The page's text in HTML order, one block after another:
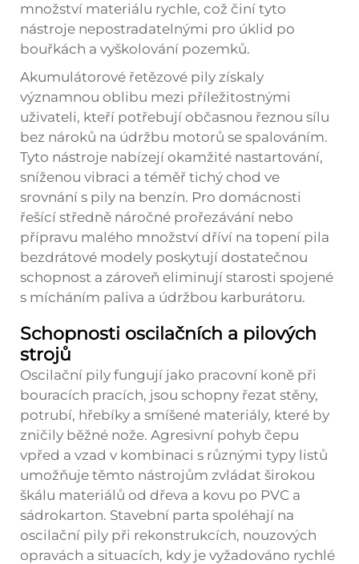
množství materiálu rychle, což činí tyto
nástroje nepostradatelnými pro úklid po
bouřkách a vyškolování pozemků.
Akumulátorové řetězové pily získaly
významnou oblibu mezi příležitostnými
uživateli, kteří potřebují občasnou řeznou sílu
bez nároků na údržbu motorů se spalováním.
Tyto nástroje nabízejí okamžité nastartování,
sníženou vibraci a téměř tichý chod ve
srovnání s pily na benzín. Pro domácnosti
řešící středně náročné prořezávání nebo
přípravu malého množství dříví na topení pila
bezdrátové modely poskytují dostatečnou
schopnost a zároveň eliminují starosti spojené
s mícháním paliva a údržbou karburátoru.
Schopnosti oscilačních a pilových
strojů
Oscilační pily fungují jako pracovní koně při
bouracích pracích, jsou schopny řezat stěny,
potrubí, hřebíky a smíšené materiály, které by
zničily běžné nože. Agresivní pohyb čepu
vpřed a vzad v kombinaci s různými typy listů
umožňuje těmto nástrojům zvládat širokou
škálu materiálů od dřeva a kovu po PVC a
sádrokarton. Stavební parta spoléhají na
oscilační pily při rekonstrukcích, nouzových
opravách a situacích, kdy je vyžadováno rychlé